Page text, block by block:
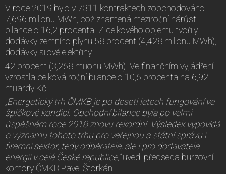
V roce 2019 bylo v 7311 kontraktech zobchodováno
7,696 milionu MWh, což znamená meziroční nárůst
bilance o 16,2 procenta. Z celkového objemu tvořily
dodávky zemního plynu 58 procent (4,428 milionu MWh),
dodávky silové elektřiny
42 procent (3,268 milionu MWh). Ve finančním vyjádření
vzrostla celková roční bilance o 10,6 procenta na 6,92
miliardy Kč.
„Energetický trh ČMKB je po deseti letech fungování ve
špičkové kondici. Obchodní bilance byla po velmi
úspěšném roce 2018 znovu rekordní. Výsledek vypovídá
o významu tohoto trhu pro veřejnou a státní správu i
firemní sektor, tedy odběratele, ale i pro dodavatele
energií v celé České republice,“uvedl předseda burzovní
komory ČMKB Pavel Štorkán.